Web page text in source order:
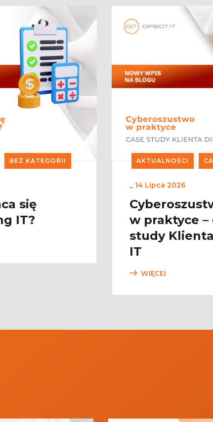
BEZ KATEGORII
się
IT?
AKTUALNOŚCI
_ 14 Lipca 2026
w praktyce –
study
IT
WIĘCEJ